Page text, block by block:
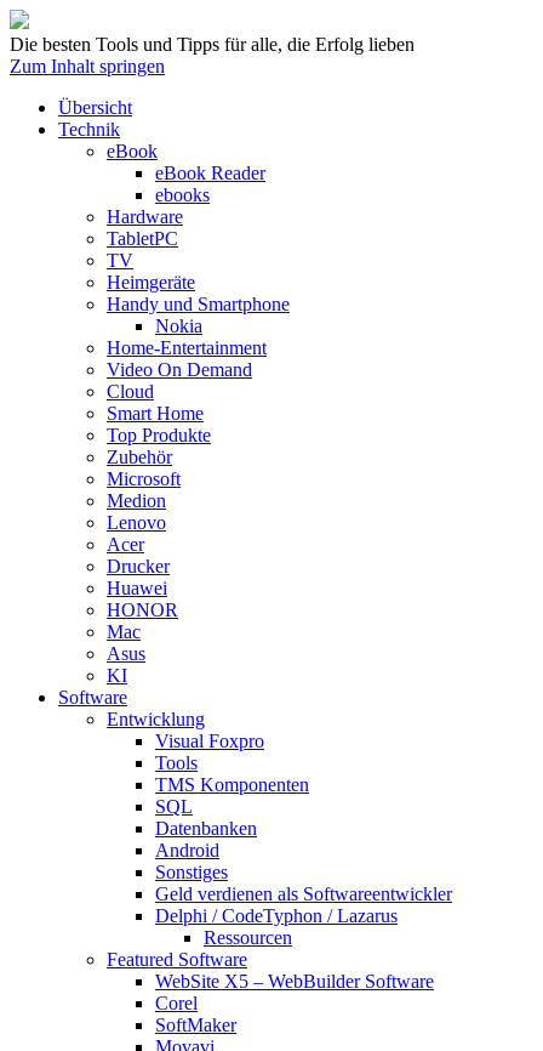
Die besten Tools und Tipps für alle, die Erfolg lieben
Zum Inhalt springen
Übersicht
Technik
eBook
eBook Reader
ebooks
Hardware
TabletPC
TV
Heimgeräte
Handy und Smartphone
Nokia
Home-Entertainment
Video On Demand
Cloud
Smart Home
Top Produkte
Zubehör
Microsoft
Medion
Lenovo
Acer
Drucker
Huawei
HONOR
Mac
Asus
KI
Software
Entwicklung
Visual Foxpro
Tools
TMS Komponenten
SQL
Datenbanken
Android
Sonstiges
Geld verdienen als Softwareentwickler
Delphi / CodeTyphon / Lazarus
Ressourcen
Featured Software
WebSite X5 – WebBuilder Software
Corel
SoftMaker
Movavi